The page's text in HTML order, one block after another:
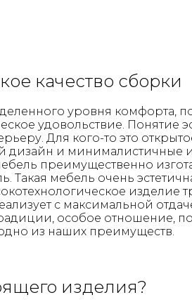
качество сборки
уровня комфорта,
удовольствие. Понятие
Для кого-то это
дизайн и минималистичные
преимущественно
мебель очень
изделие
с максимальной
особое отношение,
из наших преимуществ.
изделия?